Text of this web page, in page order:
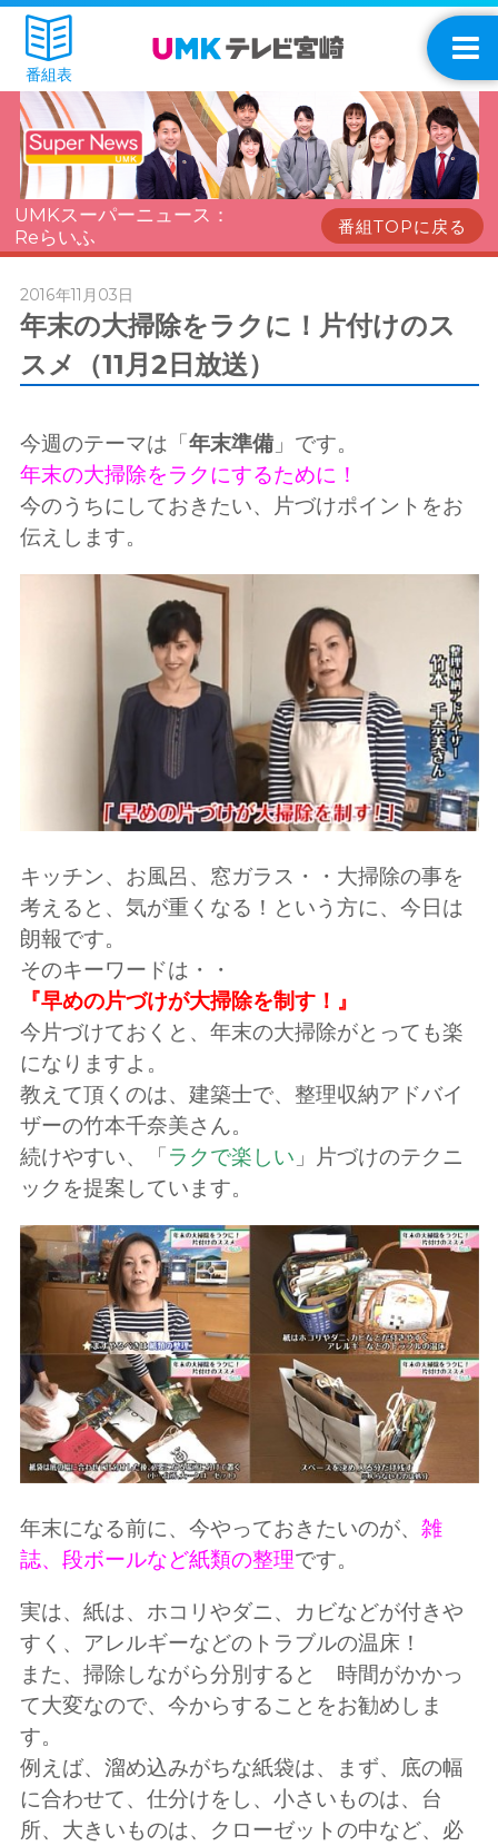
番組表
UMKスーパーニュース：
Reらいふ
番組TOPに戻る
2016年11月03日
年末の大掃除をラクに！片付けのス
スメ（11月2日放送）
今週のテーマは「年末準備」です。
年末の大掃除をラクにするために！
今のうちにしておきたい、片づけポイントをお
伝えします。
キッチン、お風呂、窓ガラス・・大掃除の事を
考えると、気が重くなる！という方に、今日は
朗報です。
そのキーワードは・・
『早めの片づけが大掃除を制す！』
今片づけておくと、年末の大掃除がとっても楽
になりますよ。
教えて頂くのは、建築士で、整理収納アドバイ
ザーの竹本千奈美さん。
続けやすい、「ラクで楽しい 」片づけのテクニ
ックを提案しています。
年末になる前に、今やっておきたいのが、 雑
誌、段ボールなど紙類の整理です。
実は、紙は、ホコリやダニ、カビなどが付きや
すく、アレルギーなどのトラブルの温床！
また、掃除しながら分別すると 時間がかかっ
て大変なので、今からすることをお勧めしま
す。
例えば、溜め込みがちな紙袋は、まず、底の幅
に合わせて、仕分けをし、小さいものは、台
所、大きいものは、クローゼットの中など、必